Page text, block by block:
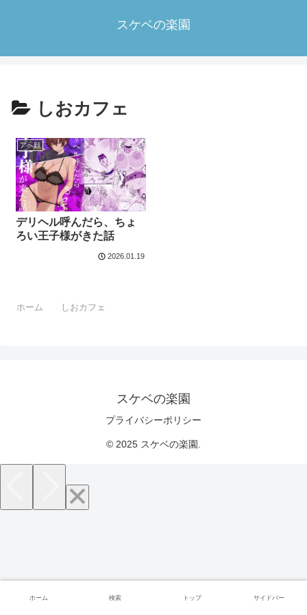
スケベの楽園
しおカフェ
アヘ顔
デリヘル呼んだら、ちょ
ろい王子様がきた話
2026.01.19
ホーム しおカフェ
スケベの楽園
プライバシーポリシー
© 2025 スケベの楽園.
ホーム 検索 トップ サイドバー